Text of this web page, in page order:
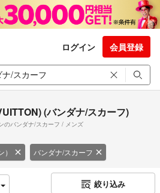
ログイン 会員登録
(バンダナ/スカーフ)
のバンダナ/スカーフ / メンズ
バンダナ/スカーフ
絞り込み